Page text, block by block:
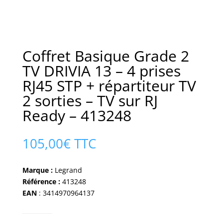
Coffret Basique Grade 2
TV DRIVIA 13 – 4 prises
RJ45 STP + répartiteur TV
2 sorties – TV sur RJ
Ready – 413248
105,00€ TTC
Marque :Legrand
Référence :413248
EAN: 3414970964137